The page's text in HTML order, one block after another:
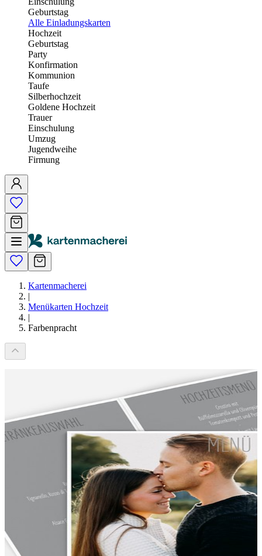
Geburtstag
Alle Einladungskarten
Hochzeit
Geburtstag
Party
Konfirmation
Kommunion
Taufe
Silberhochzeit
Goldene Hochzeit
Trauer
Einschulung
Umzug
Jugendweihe
Firmung
Kartenmacherei
|
Menükarten Hochzeit
|
Farbenpracht